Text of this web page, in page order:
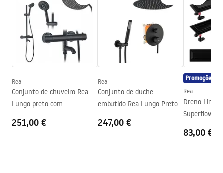
Tamanho da porta
Direção da porta
Universal
Espessura do vidro
6 milímetros
A altura da porta do chuveiro
195
Material do perfil
Alumínio
Material de manuseamento
Direção de abertura
para dentro e para fora
Rea
Conjunto de chuveiro Rea
Lungo preto com
251,00 €
Rea
Conjunto de duche
embutido Rea Lungo Preto +
247,00 €
Promoções
Rea
Dreno Linear
Superflow
83,00 €